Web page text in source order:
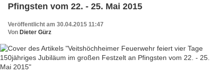
Pfingsten vom 22. - 25. Mai 2015
Veröffentlicht am 30.04.2015 11:47
Von Dieter Gürz